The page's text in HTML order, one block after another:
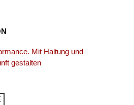
Mit Haltung und
gestalten